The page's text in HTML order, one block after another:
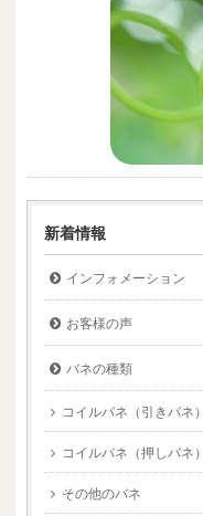
新着情報
インフォメーション
お客様の声
バネの種類
コイルバネ（引きバネ）
コイルバネ（押しバネ）
その他のバネ